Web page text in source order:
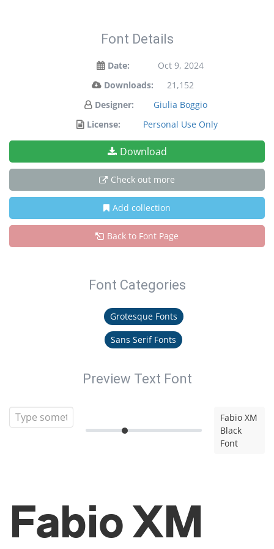
Font Details
Date:
Oct 9, 2024
Downloads:
21,152
Designer:
Giulia Boggio
License:
Personal Use Only
Download
Check out more
Add collection
Back to Font Page
Font Categories
Grotesque Fonts
Sans Serif Fonts
Preview Text Font
Fabio XM
Black
Font
Fabio XM